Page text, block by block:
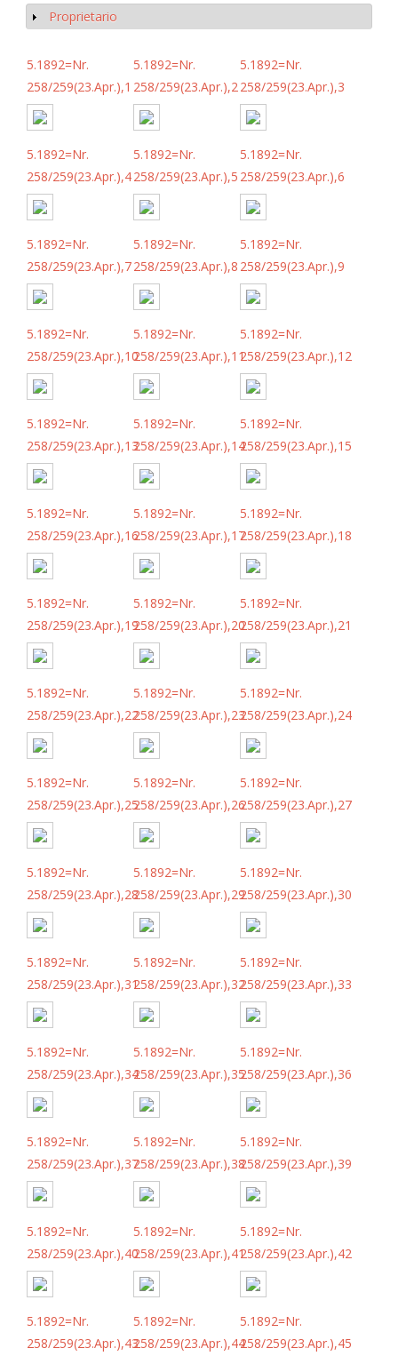
Mostrar
Proprietario
5.1892=Nr.
258/259(23.Apr.),1
5.1892=Nr.
258/259(23.Apr.),2
5.1892=Nr.
258/259(23.Apr.),3
5.1892=Nr.
258/259(23.Apr.),4
5.1892=Nr.
258/259(23.Apr.),5
5.1892=Nr.
258/259(23.Apr.),6
5.1892=Nr.
258/259(23.Apr.),7
5.1892=Nr.
258/259(23.Apr.),8
5.1892=Nr.
258/259(23.Apr.),9
5.1892=Nr.
258/259(23.Apr.),10
5.1892=Nr.
258/259(23.Apr.),11
5.1892=Nr.
258/259(23.Apr.),12
5.1892=Nr.
258/259(23.Apr.),13
5.1892=Nr.
258/259(23.Apr.),14
5.1892=Nr.
258/259(23.Apr.),15
5.1892=Nr.
258/259(23.Apr.),16
5.1892=Nr.
258/259(23.Apr.),17
5.1892=Nr.
258/259(23.Apr.),18
5.1892=Nr.
258/259(23.Apr.),19
5.1892=Nr.
258/259(23.Apr.),20
5.1892=Nr.
258/259(23.Apr.),21
5.1892=Nr.
258/259(23.Apr.),22
5.1892=Nr.
258/259(23.Apr.),23
5.1892=Nr.
258/259(23.Apr.),24
5.1892=Nr.
258/259(23.Apr.),25
5.1892=Nr.
258/259(23.Apr.),26
5.1892=Nr.
258/259(23.Apr.),27
5.1892=Nr.
258/259(23.Apr.),28
5.1892=Nr.
258/259(23.Apr.),29
5.1892=Nr.
258/259(23.Apr.),30
5.1892=Nr.
258/259(23.Apr.),31
5.1892=Nr.
258/259(23.Apr.),32
5.1892=Nr.
258/259(23.Apr.),33
5.1892=Nr.
258/259(23.Apr.),34
5.1892=Nr.
258/259(23.Apr.),35
5.1892=Nr.
258/259(23.Apr.),36
5.1892=Nr.
258/259(23.Apr.),37
5.1892=Nr.
258/259(23.Apr.),38
5.1892=Nr.
258/259(23.Apr.),39
5.1892=Nr.
258/259(23.Apr.),40
5.1892=Nr.
258/259(23.Apr.),41
5.1892=Nr.
258/259(23.Apr.),42
5.1892=Nr.
258/259(23.Apr.),43
5.1892=Nr.
258/259(23.Apr.),44
5.1892=Nr.
258/259(23.Apr.),45